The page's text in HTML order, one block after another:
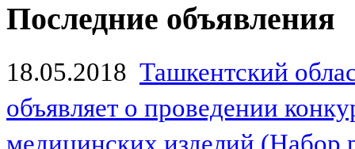
Последние объявления
18.05.2018 Ташкентский
объявляет о проведении